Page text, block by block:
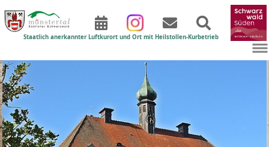
Staatlich anerkannter Luftkurort und Ort mit Heilstollen-Kurbetrieb